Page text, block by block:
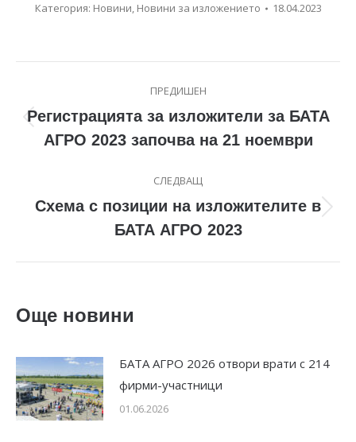
Категория: Новини, Новини за изложението 18.04.2023
navigation
ПРЕДИШЕН
Previous
post:
Регистрацията за изложители за БАТА
АГРО 2023 започва на 21 ноември
СЛЕДВАЩ
Next
post:
Схема с позиции на изложителите в
БАТА АГРО 2023
Още новини
БАТА АГРО 2026 отвори врати с 214
фирми-участници
01.06.2026